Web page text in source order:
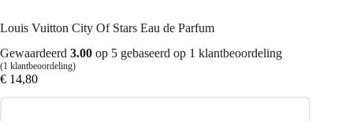
Louis Vuitton City Of Stars Eau de Parfum
Gewaardeerd 3.00 op 5 gebaseerd op 1 klantbeoordeling
(1 klantbeoordeling)
€ 14,80